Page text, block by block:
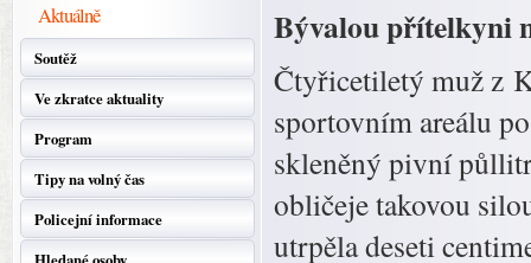
Aktuálně
Soutěž
Ve zkratce aktuality
Program
Tipy na volný čas
Policejní informace
Bývalou přítelkyni
Čtyřicetiletý muž z
sportovním areálu
skleněný pivní
obličeje takovou
utrpěla deseti